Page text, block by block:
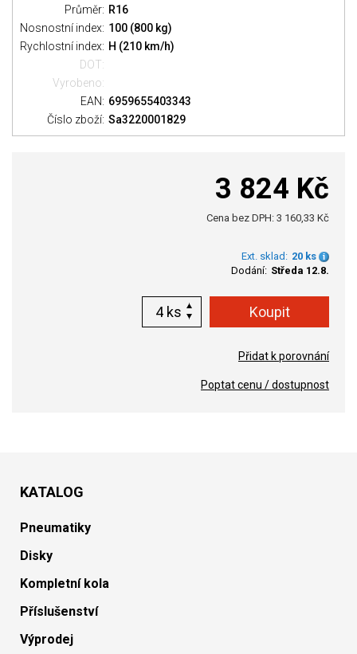
Průměr: R16
Nosnostní index: 100 (800 kg)
Rychlostní index: H (210 km/h)
DOT:
Vyrobeno:
EAN: 6959655403343
Číslo zboží: Sa3220001829
3 824 Kč
Cena bez DPH: 3 160,33 Kč
Ext. sklad: 20 ks
Dodání: Středa 12.8.
ks
Přidat k porovnání
Poptat cenu / dostupnost
KATALOG
Pneumatiky
Disky
Kompletní kola
Příslušenství
Výprodej